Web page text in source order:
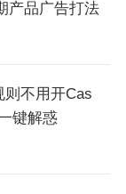
产品广告打法
则不用开Cas
键解惑